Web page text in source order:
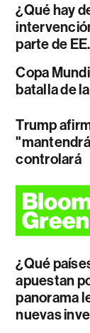
¿Qué hay
parte de
Copa
batalla de
Trump
controlará
¿Qué
apuestan
panorama
nuevas